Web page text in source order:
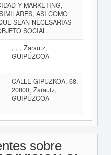
Y MARKETING,
ASI COMO
SEAN NECESARIAS
SOCIAL.
, , , Zarautz,
GUIPÚZCOA
CALLE GIPUZKOA, 68,
20800, Zarautz,
GUIPÚZCOA
sobre